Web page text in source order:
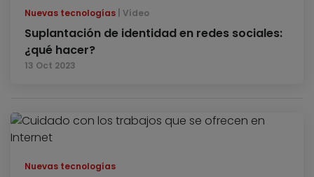
Nuevas tecnologías Vídeo
Suplantación de identidad en redes sociales:
¿qué hacer?
13 Oct 2023
Nuevas tecnologías